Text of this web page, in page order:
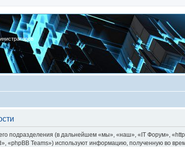
подразделения (в дальнейшем «мы», «наш», «IT Форум»,
«phpBB Teams») используют информацию, полученную во